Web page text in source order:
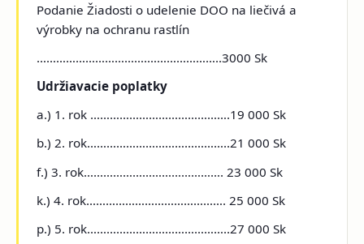
Podanie Žiadosti o udelenie DOO na liečivá a
výrobky na ochranu rastlín
…………………………….…………………..3000 Sk
Udržiavacie poplatky
a.) 1. rok …………………………………….19 000 Sk
b.) 2. rok……………………………………..21 000 Sk
f.) 3. rok……………………………………. 23 000 Sk
k.) 4. rok……………………………………. 25 000 Sk
p.) 5. rok……………………………………..27 000 Sk